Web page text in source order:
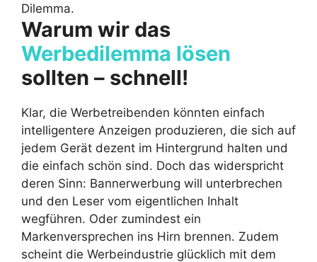
Dilemma.
Warum wir das
Werbedilemma lösen
sollten – schnell!
Klar, die Werbetreibenden könnten einfach
intelligentere Anzeigen produzieren, die sich auf
jedem Gerät dezent im Hintergrund halten und
die einfach schön sind. Doch das widerspricht
deren Sinn: Bannerwerbung will unterbrechen
und den Leser vom eigentlichen Inhalt
wegführen. Oder zumindest ein
Markenversprechen ins Hirn brennen. Zudem
scheint die Werbeindustrie glücklich mit dem